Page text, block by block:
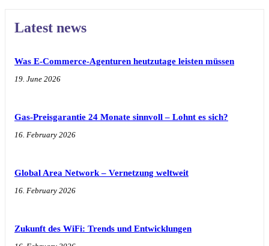
Latest news
Was E-Commerce-Agenturen heutzutage leisten müssen
19. June 2026
Gas-Preisgarantie 24 Monate sinnvoll – Lohnt es sich?
16. February 2026
Global Area Network – Vernetzung weltweit
16. February 2026
Zukunft des WiFi: Trends und Entwicklungen